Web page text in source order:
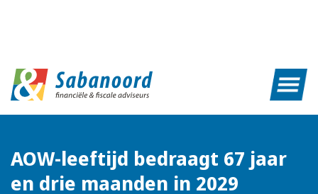
AOW-leeftijd bedraagt 67 jaar
en drie maanden in 2029